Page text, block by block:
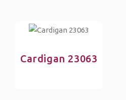
Cardigan 23063